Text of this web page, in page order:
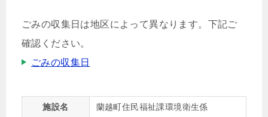
ごみの収集日は地区によって異なります。下記ご
確認ください。
ごみの収集日
施設名 蘭越町住民福祉課環境衛生係